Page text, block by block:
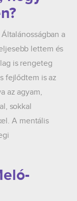
a
lettem és
is rengeteg
fejlődtem is az
az agyam,
sokkal
A mentális